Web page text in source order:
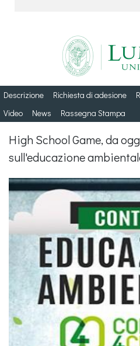
Descrizione Richiesta di adesione
Video
News Rassegna Stampa
High School Game, da
sull'educazione